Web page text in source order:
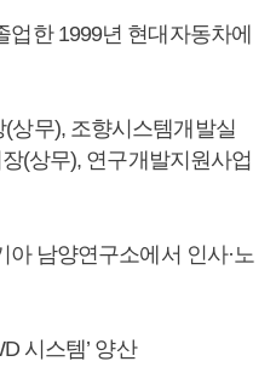
한 1999년 현대자동차에
상무), 조향시스템개발실
(상무), 연구개발지원사업
아 남양연구소에서 인사·노
시스템’ 양산